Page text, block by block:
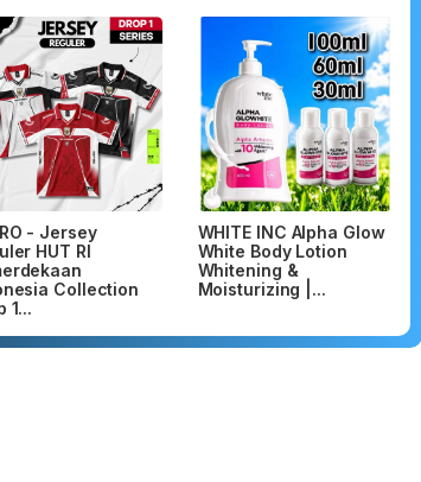
- Jersey
HUT RI
Collection
1...
WHITE INC Alpha Glow
White Body Lotion
Whitening &
Moisturizing |...